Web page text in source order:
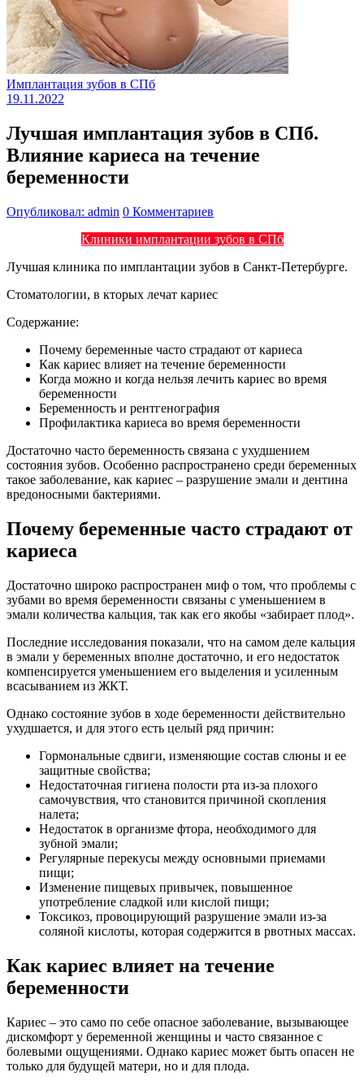
Имплантация зубов в СПб
19.11.2022
Лучшая имплантация зубов в СПб.
Влияние кариеса на течение
беременности
Опубликовал: admin 0 Комментариев
Клиники имплантации зубов в СПб
Лучшая клиника по имплантации зубов в Санкт-Петербурге.
Стоматологии, в кторых лечат кариес
Содержание:
Почему беременные часто страдают от кариеса
Как кариес влияет на течение беременности
Когда можно и когда нельзя лечить кариес во время
беременности
Беременность и рентгенография
Профилактика кариеса во время беременности
Достаточно часто беременность связана с ухудшением
состояния зубов. Особенно распространено среди беременных
такое заболевание, как кариес – разрушение эмали и дентина
вредоносными бактериями.
Почему беременные часто страдают от
кариеса
Достаточно широко распространен миф о том, что проблемы с
зубами во время беременности связаны с уменьшением в
эмали количества кальция, так как его якобы «забирает плод».
Последние исследования показали, что на самом деле кальция
в эмали у беременных вполне достаточно, и его недостаток
компенсируется уменьшением его выделения и усиленным
всасыванием из ЖКТ.
Однако состояние зубов в ходе беременности действительно
ухудшается, и для этого есть целый ряд причин:
Гормональные сдвиги, изменяющие состав слюны и ее
защитные свойства;
Недостаточная гигиена полости рта из-за плохого
самочувствия, что становится причиной скопления
налета;
Недостаток в организме фтора, необходимого для
зубной эмали;
Регулярные перекусы между основными приемами
пищи;
Изменение пищевых привычек, повышенное
употребление сладкой или кислой пищи;
Токсикоз, провоцирующий разрушение эмали из-за
соляной кислоты, которая содержится в рвотных массах.
Как кариес влияет на течение
беременности
Кариес – это само по себе опасное заболевание, вызывающее
дискомфорт у беременной женщины и часто связанное с
болевыми ощущениями. Однако кариес может быть опасен не
только для будущей матери, но и для плода.